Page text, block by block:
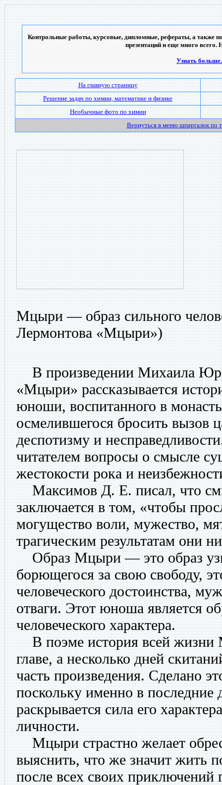
Контрольные работы, курсовые, дипломные, рефераты, а также
презентаций и еще много всего.
Узнать
На главную страницу
Решение задач по химии, математике и физике
Необычные фото по химии
Вернуться в меню шпаргалок по
Мцыри — образ сильного
Лермонтова «Мцыри»)
В произведении Михаила
«Мцыри» рассказывается
юноши, воспитанного в
осмелившегося бросить вызов
деспотизму и
читателем вопросы о смысле
жестокости рока и
Максимов Д. Е. писал, что
заключается в том, «чтобы
могущество воли, мужество,
трагическим результатам они
Образ Мцыри — это образ
борющегося за свою свободу,
человеческого достоинства,
отваги. Этот юноша является
человеческого характера.
В поэме история всей жизни
главе, а несколько дней
часть произведения. Сделано
поскольку именно в последние
раскрывается сила его
личности.
Мцыри страстно желает
выяснить, что же значит жить
после всех своих приключений